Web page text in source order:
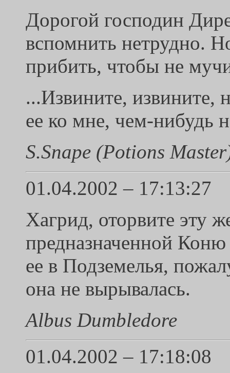
Дорогой господин
вспомнить нетрудно.
прибить, чтобы не
...Извините, извините,
ее ко мне, чем-нибудь
S.Snape (Potions
01.04.2002 – 17:13:27
Хагрид, оторвите эту
предназначенной
ее в Подземелья,
она не вырывалась.
Albus Dumbledore
01.04.2002 – 17:18:08